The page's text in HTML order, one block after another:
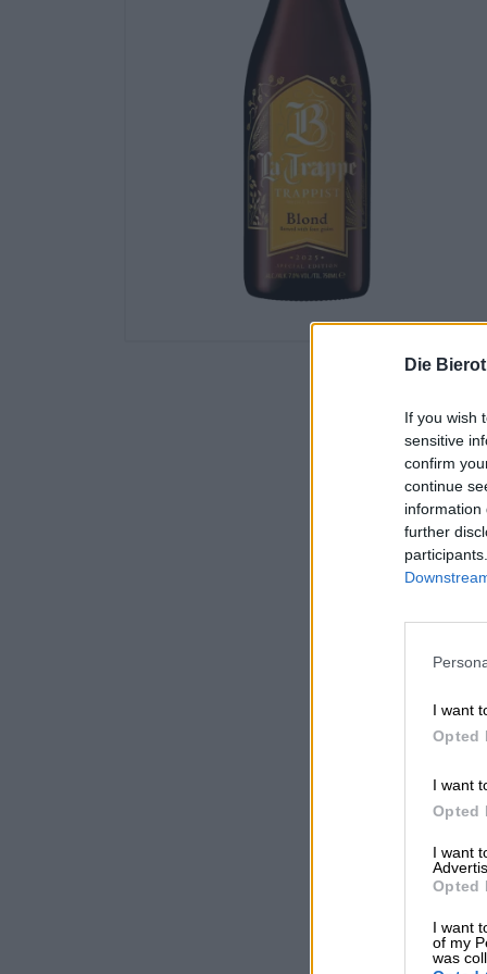
Die
If you wish
sensitive
confirm
continue
information
further
I want
Opted
I want
Opted
I want
Opted
I want
of my
was